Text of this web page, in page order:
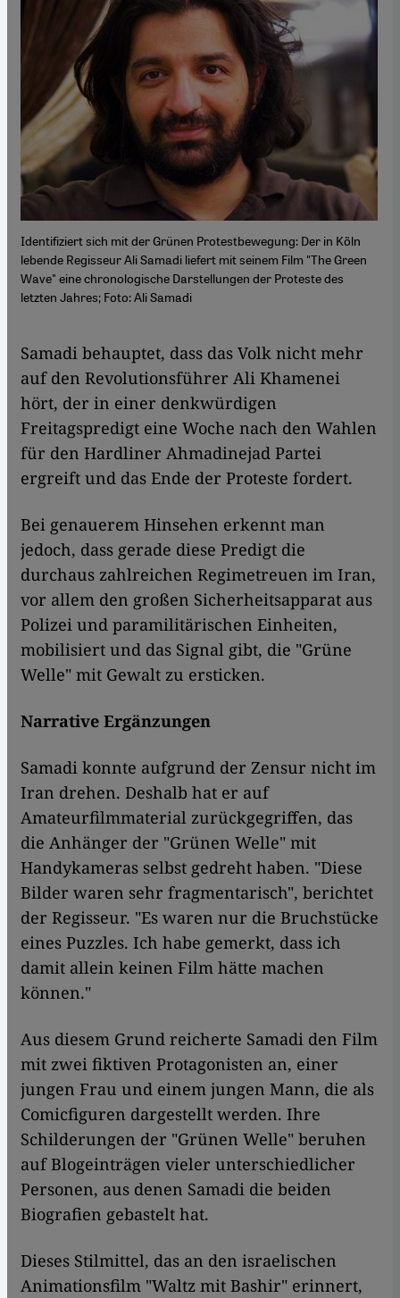
Identifiziert sich mit der Grünen Protestbewegung: Der in Köln
lebende Regisseur Ali Samadi liefert mit seinem Film "The Green
Wave" eine chronologische Darstellungen der Proteste des
letzten Jahres; Foto: Ali Samadi
Samadi behauptet, dass das Volk nicht mehr
auf den Revolutionsführer Ali Khamenei
hört, der in einer denkwürdigen
Freitagspredigt eine Woche nach den Wahlen
für den Hardliner Ahmadinejad Partei
ergreift und das Ende der Proteste fordert.
Bei genauerem Hinsehen erkennt man
jedoch, dass gerade diese Predigt die
durchaus zahlreichen Regimetreuen im Iran,
vor allem den großen Sicherheitsapparat aus
Polizei und paramilitärischen Einheiten,
mobilisiert und das Signal gibt, die "Grüne
Welle" mit Gewalt zu ersticken.
Narrative Ergänzungen
Samadi konnte aufgrund der Zensur nicht im
Iran drehen. Deshalb hat er auf
Amateurfilmmaterial zurückgegriffen, das
die Anhänger der "Grünen Welle" mit
Handykameras selbst gedreht haben. "Diese
Bilder waren sehr fragmentarisch", berichtet
der Regisseur. "Es waren nur die Bruchstücke
eines Puzzles. Ich habe gemerkt, dass ich
damit allein keinen Film hätte machen
können."
Aus diesem Grund reicherte Samadi den Film
mit zwei fiktiven Protagonisten an, einer
jungen Frau und einem jungen Mann, die als
Comicfiguren dargestellt werden. Ihre
Schilderungen der "Grünen Welle" beruhen
auf Blogeinträgen vieler unterschiedlicher
Personen, aus denen Samadi die beiden
Biografien gebastelt hat.
Dieses Stilmittel, das an den israelischen
Animationsfilm "Waltz mit Bashir" erinnert,